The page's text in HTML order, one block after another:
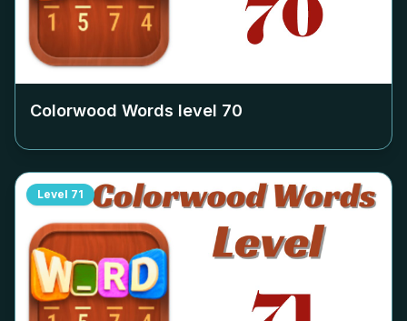
Colorwood Words level 70
Level 71